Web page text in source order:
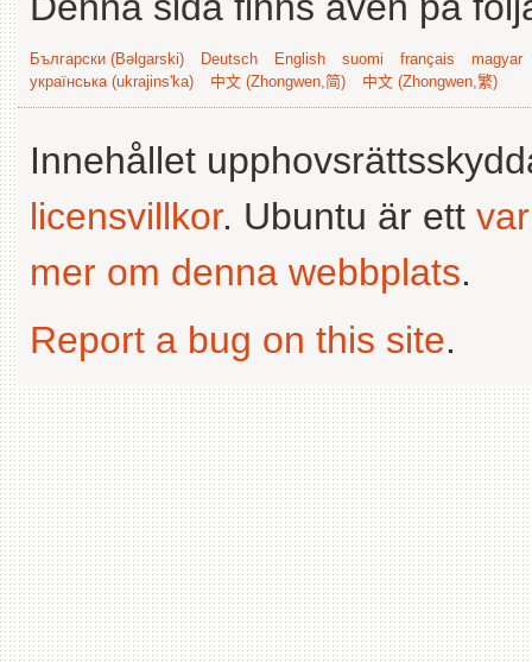
Български (Bəlgarski) Deutsch English suomi français
magyar
українська (ukrajins'ka)
中文 (Zhongwen,简) 中文 (Zhongwen,繁)
Innehållet
licensvillkor. Ubuntu är ett
mer om denna webbplats.
Report a bug on this site.